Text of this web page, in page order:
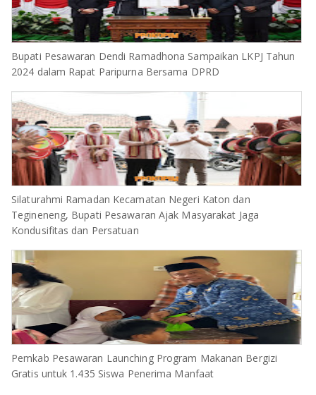
Bupati Pesawaran Dendi Ramadhona Sampaikan LKPJ Tahun
2024 dalam Rapat Paripurna Bersama DPRD
Silaturahmi Ramadan Kecamatan Negeri Katon dan
Tegineneng, Bupati Pesawaran Ajak Masyarakat Jaga
Kondusifitas dan Persatuan
Pemkab Pesawaran Launching Program Makanan Bergizi
Gratis untuk 1.435 Siswa Penerima Manfaat